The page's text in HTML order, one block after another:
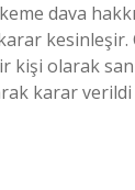
dava
kesinleşir.
olarak
karar verildi